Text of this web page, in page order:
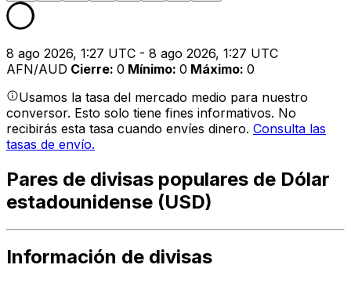
8 ago 2026, 1:27 UTC - 8 ago 2026, 1:27 UTC
AFN/AUD Cierre: 0 Mínimo: 0 Máximo: 0
Usamos la tasa del mercado medio para nuestro
conversor. Esto solo tiene fines informativos. No
recibirás esta tasa cuando envíes dinero. Consulta las
tasas de envío.
Pares de divisas populares de Dólar
estadounidense (USD)
Información de divisas